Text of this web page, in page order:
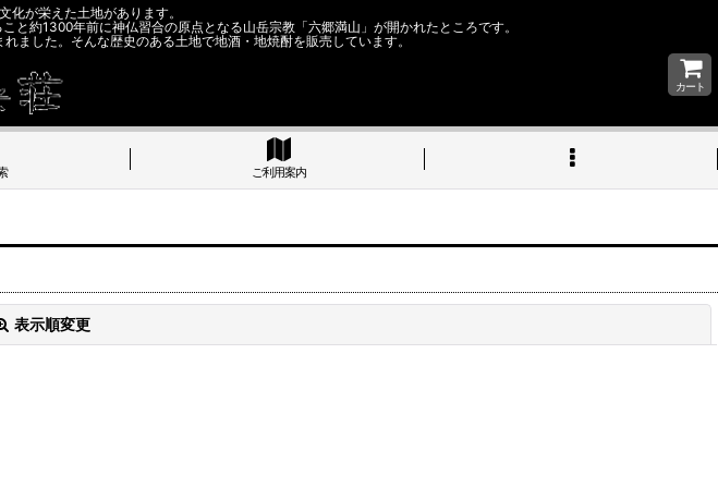
化が栄えた土地があります。
約1300年前に神仏習合の原点となる山岳宗教「六郷満山」が開かれたところです。
ました。そんな歴史のある土地で地酒・地焼酎を販売しています。
カート
ご利用案内
表示順変更